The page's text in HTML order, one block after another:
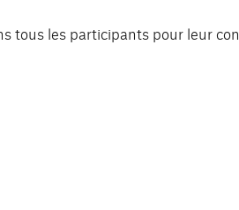
tous les participants pour leur